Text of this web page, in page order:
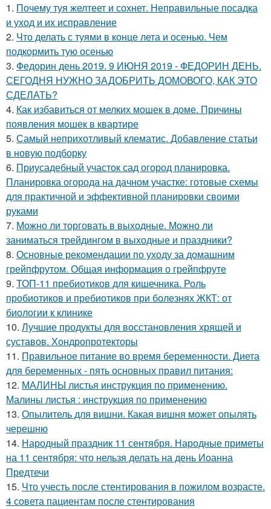
1. Почему туя желтеет и сохнет. Неправильные посадка
и уход и их исправление
2. Что делать с туями в конце лета и осенью. Чем
подкормить тую осенью
3. Федорин день 2019. 9 ИЮНЯ 2019 - ФЕДОРИН ДЕНЬ.
СЕГОДНЯ НУЖНО ЗАДОБРИТЬ ДОМОВОГО, КАК ЭТО
СДЕЛАТЬ?
4. Как избавиться от мелких мошек в доме. Причины
появления мошек в квартире
5. Самый неприхотливый клематис. Добавление статьи
в новую подборку
6. Приусадебный участок сад огород планировка.
Планировка огорода на дачном участке: готовые схемы
для практичной и эффективной планировки своими
руками
7. Можно ли торговать в выходные. Можно ли
заниматься трейдингом в выходные и праздники?
8. Основные рекомендации по уходу за домашним
грейпфрутом. Общая информация о грейпфруте
9. ТОП-11 пребиотиков для кишечника. Роль
пробиотиков и пребиотиков при болезнях ЖКТ: от
биологии к клинике
10. Лучшие продукты для восстановления хрящей и
суставов. Хондропротекторы
11. Правильное питание во время беременности. Диета
для беременных - пять основных правил питания:
12. МАЛИНЫ листья инструкция по применению.
Малины листья : инструкция по применению
13. Опылитель для вишни. Какая вишня может опылять
черешню
14. Народный праздник 11 сентября. Народные приметы
на 11 сентября: что нельзя делать на день Иоанна
Предтечи
15. Что учесть после стентирования в пожилом возрасте.
4 совета пациентам после стентирования